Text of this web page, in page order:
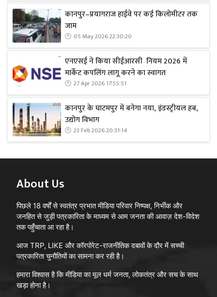
कानपुर–प्रयागराज हाईवे पर कई किलोमीटर तक
जाम
05 May 2026 22:30:20
एनएसई ने किया सीईआरसी नियम 2026 में
मार्केट कपलिंग लागू करने का स्वागत
27 Apr 2026 17:55:51
कानपुर के घाटमपुर में बनेगा नया, इंडस्ट्रीयल हब,
उद्योग विभाग
23 Feb 2026 20:31:14
About Us
पिछले 18 वर्षों से स्वतंत्र प्रभात मीडिया परिवार निष्पक्ष, निर्भीक और
जनहित से जुड़ी पत्रकारिता के माध्यम से आम जनता की आवाज़ देश-विदेश
तक पहुँचाता आ रहा है।
आज TRP, LIKE और कॉरपोरेट-राजनीतिक दबावों के दौर में सच्ची
पत्रकारिता चुनौतियों का सामना कर रही है।
हमारा विश्वास है कि मीडिया का मूल धर्म जनता, लोकतंत्र और सच के साथ
खड़ा होना है।